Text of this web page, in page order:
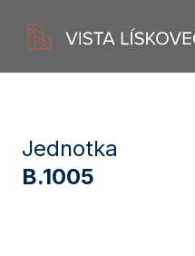
Jednotka
B.1005